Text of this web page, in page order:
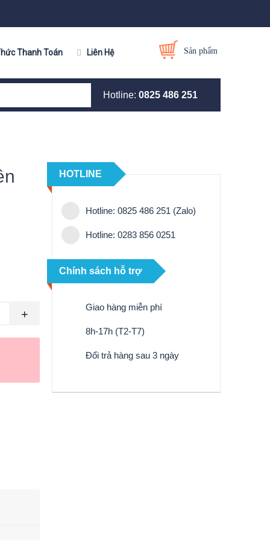
Thanh Toán Liên Hệ Sản phẩm
Hotline: 0825 486 251
+
HOTLINE
Hotline: 0825 486 251 (Zalo)
Hotline: 0283 856 0251
Chính sách hỗ trợ
Giao hàng miễn phí
8h-17h (T2-T7)
Đổi trả hàng sau 3 ngày